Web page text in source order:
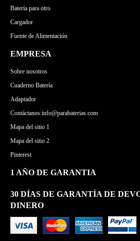
Batería para otro
Cargador
Fuente de Alimentación
EMPRESA
Sobre nosotros
Cuaderno Batería
Adaptador
Contáctanos:info@parabaterias.com
Mapa del sitio 1
Mapa del sitio 2
Pinterest
1 AÑO DE GARANTIA
30 DÍAS DE GARANTÍA DE
DINERO